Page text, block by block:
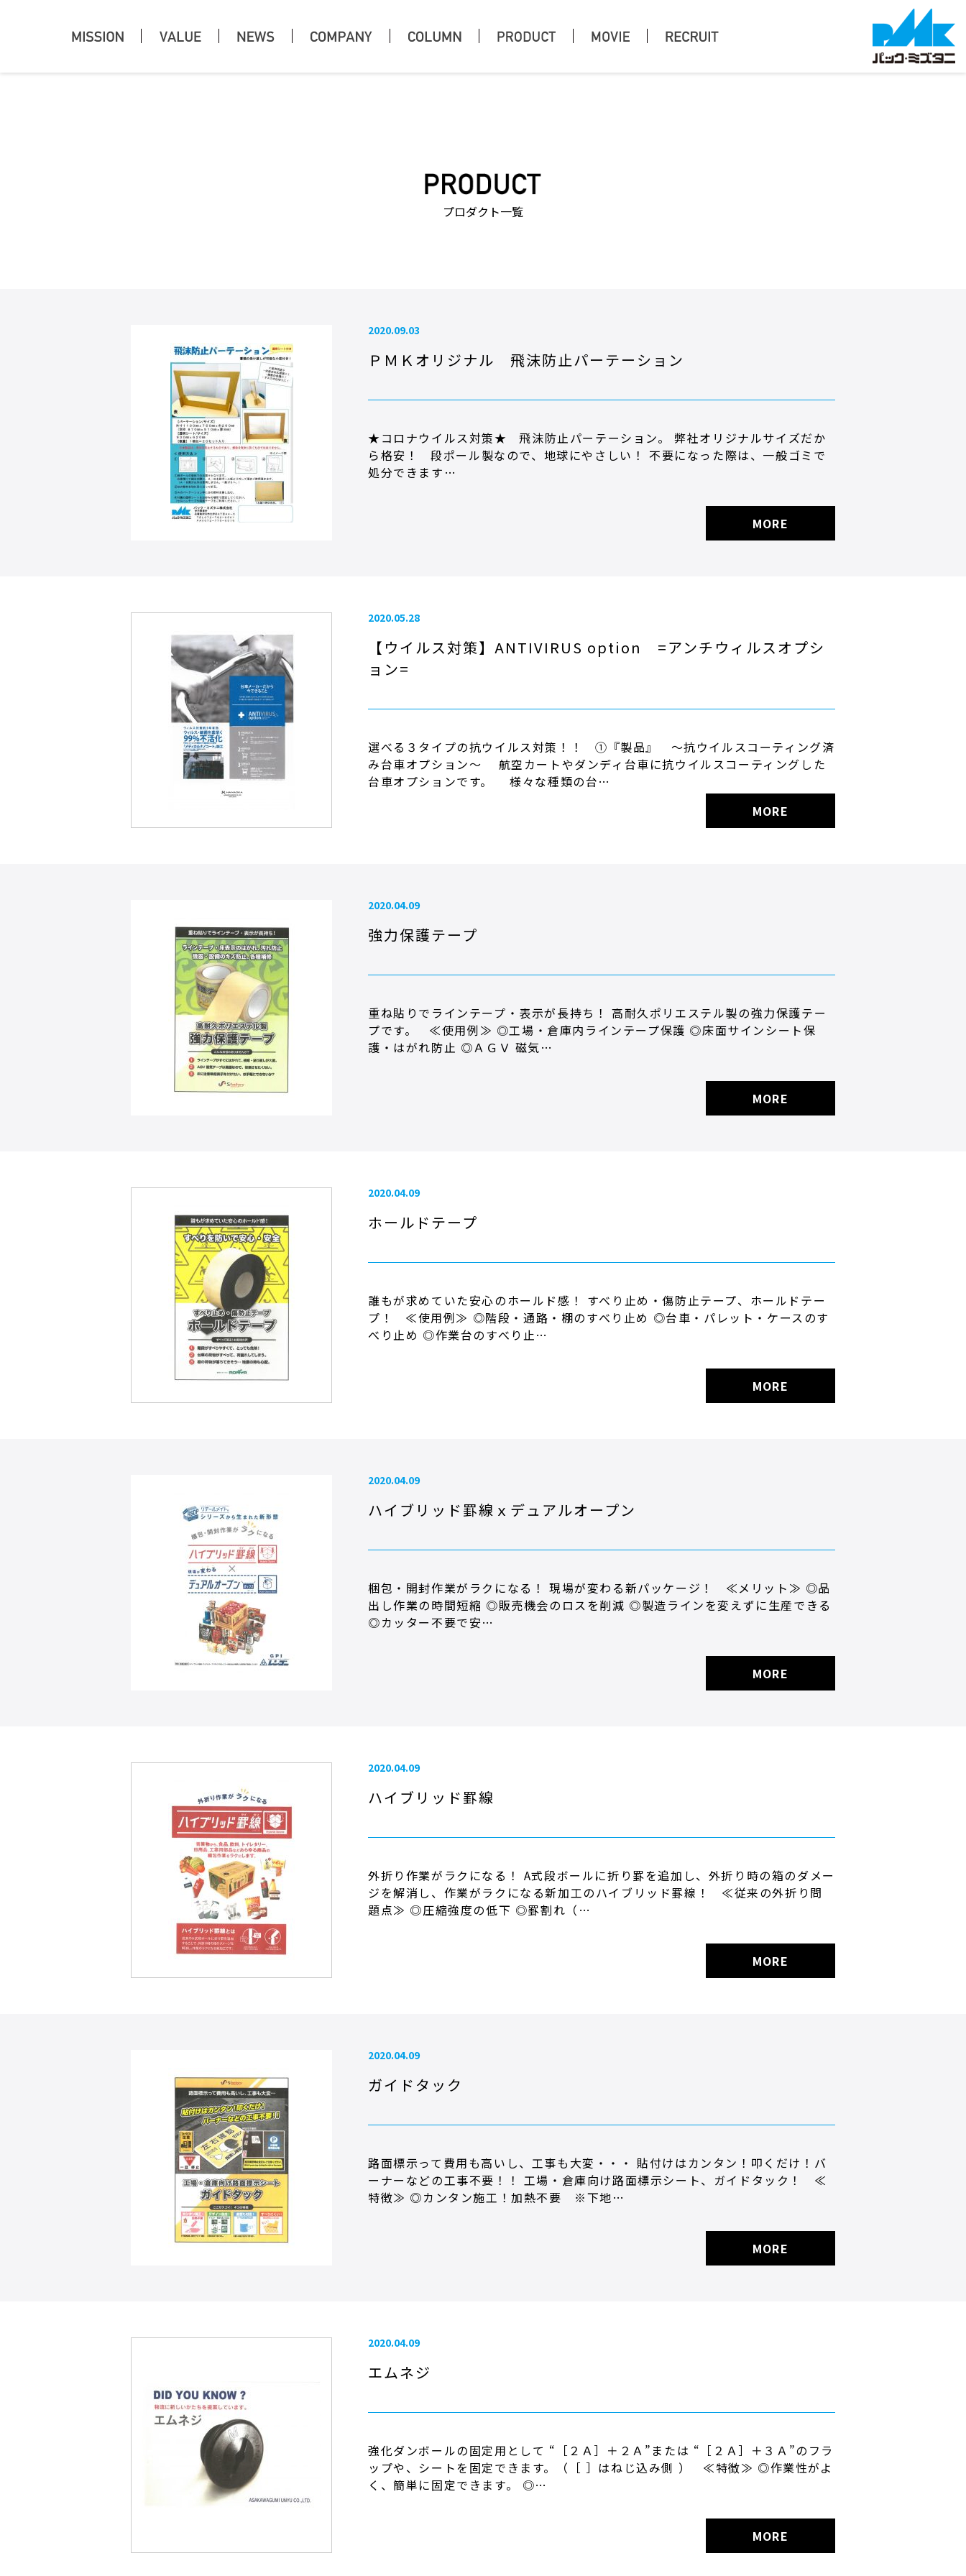
プロダクト一覧
2020.09.03
ＰＭＫオリジナル 飛沫防止パーテーション
★コロナウイルス対策★ 飛沫防止パーテーション。 弊社オリジナルサイズだか
ら格安！ 段ポール製なので、地球にやさしい！ 不要になった際は、一般ゴミで
処分できます…
MORE
2020.05.28
【ウイルス対策】ANTIVIRUS option =アンチウィルスオプシ
ョン=
選べる３タイプの抗ウイルス対策！！ ①『製品』 ～抗ウイルスコーティング済
み台車オプション～ 航空カートやダンディ台車に抗ウイルスコーティングした
台車オプションです。 様々な種類の台…
MORE
2020.04.09
強力保護テープ
重ね貼りでラインテープ・表示が長持ち！ 高耐久ポリエステル製の強力保護テー
プです。 ≪使用例≫ ◎工場・倉庫内ラインテープ保護 ◎床面サインシート保
護・はがれ防止 ◎ＡＧＶ 磁気…
MORE
2020.04.09
ホールドテープ
誰もが求めていた安心のホールド感！ すべり止め・傷防止テープ、ホールドテー
プ！ ≪使用例≫ ◎階段・通路・棚のすべり止め ◎台車・パレット・ケースのす
べり止め ◎作業台のすべり止…
MORE
2020.04.09
ハイブリッド罫線ｘデュアルオープン
梱包・開封作業がラクになる！ 現場が変わる新パッケージ！ ≪メリット≫ ◎品
出し作業の時間短縮 ◎販売機会のロスを削減 ◎製造ラインを変えずに生産できる
◎カッター不要で安…
MORE
2020.04.09
ハイブリッド罫線
外折り作業がラクになる！ A式段ボールに折り罫を追加し、外折り時の箱のダメー
ジを解消し、作業がラクになる新加工のハイブリッド罫線！ ≪従来の外折り問
題点≫ ◎圧縮強度の低下 ◎罫割れ（…
MORE
2020.04.09
ガイドタック
路面標示って費用も高いし、工事も大変・・・ 貼付けはカンタン！叩くだけ！バ
ーナーなどの工事不要！！ 工場・倉庫向け路面標示シート、ガイドタック！ ≪
特徴≫ ◎カンタン施工！加熱不要 ※下地…
MORE
2020.04.09
エムネジ
強化ダンボールの固定用として “［２Ａ］＋２Ａ”または “［２Ａ］＋３Ａ”のフラ
ップや、シートを固定できます。（［ ］はねじ込み側 ） ≪特徴≫ ◎作業性がよ
く、簡単に固定できます。 ◎…
MORE